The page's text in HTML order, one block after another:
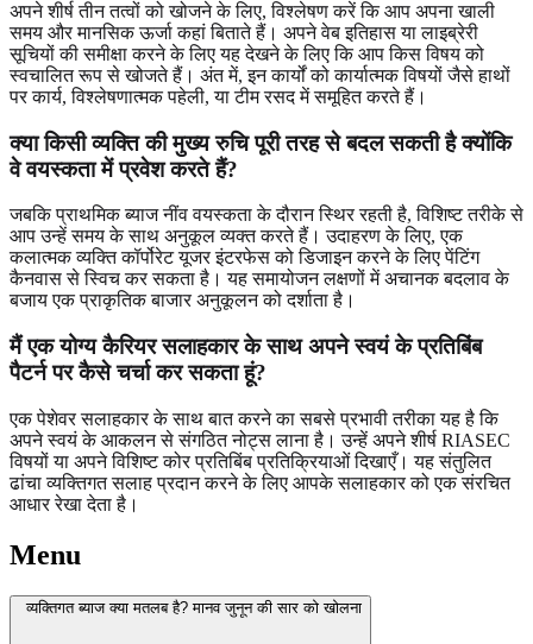
अपने शीर्ष तीन तत्वों को खोजने के लिए, विश्लेषण करें कि आप अपना खाली
समय और मानसिक ऊर्जा कहां बिताते हैं। अपने वेब इतिहास या लाइब्रेरी
सूचियों की समीक्षा करने के लिए यह देखने के लिए कि आप किस विषय को
स्वचालित रूप से खोजते हैं। अंत में, इन कार्यों को कार्यात्मक विषयों जैसे हाथों
पर कार्य, विश्लेषणात्मक पहेली, या टीम रसद में समूहित करते हैं।
क्या किसी व्यक्ति की मुख्य रुचि पूरी तरह से बदल सकती है क्योंकि
वे वयस्कता में प्रवेश करते हैं?
जबकि प्राथमिक ब्याज नींव वयस्कता के दौरान स्थिर रहती है, विशिष्ट तरीके से
आप उन्हें समय के साथ अनुकूल व्यक्त करते हैं। उदाहरण के लिए, एक
कलात्मक व्यक्ति कॉर्पोरेट यूजर इंटरफेस को डिजाइन करने के लिए पेंटिंग
कैनवास से स्विच कर सकता है। यह समायोजन लक्षणों में अचानक बदलाव के
बजाय एक प्राकृतिक बाजार अनुकूलन को दर्शाता है।
मैं एक योग्य कैरियर सलाहकार के साथ अपने स्वयं के प्रतिबिंब
पैटर्न पर कैसे चर्चा कर सकता हूं?
एक पेशेवर सलाहकार के साथ बात करने का सबसे प्रभावी तरीका यह है कि
अपने स्वयं के आकलन से संगठित नोट्स लाना है। उन्हें अपने शीर्ष RIASEC
विषयों या अपने विशिष्ट कोर प्रतिबिंब प्रतिक्रियाओं दिखाएँ। यह संतुलित
ढांचा व्यक्तिगत सलाह प्रदान करने के लिए आपके सलाहकार को एक संरचित
आधार रेखा देता है।
Menu
व्यक्तिगत ब्याज क्या मतलब है? मानव जुनून की सार को खोलना